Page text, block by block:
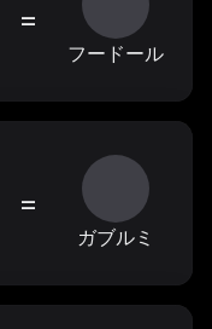
=
フードール
=
ガブルミ